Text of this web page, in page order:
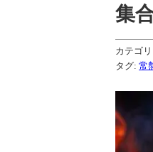
集
カテゴ
タグ: 常